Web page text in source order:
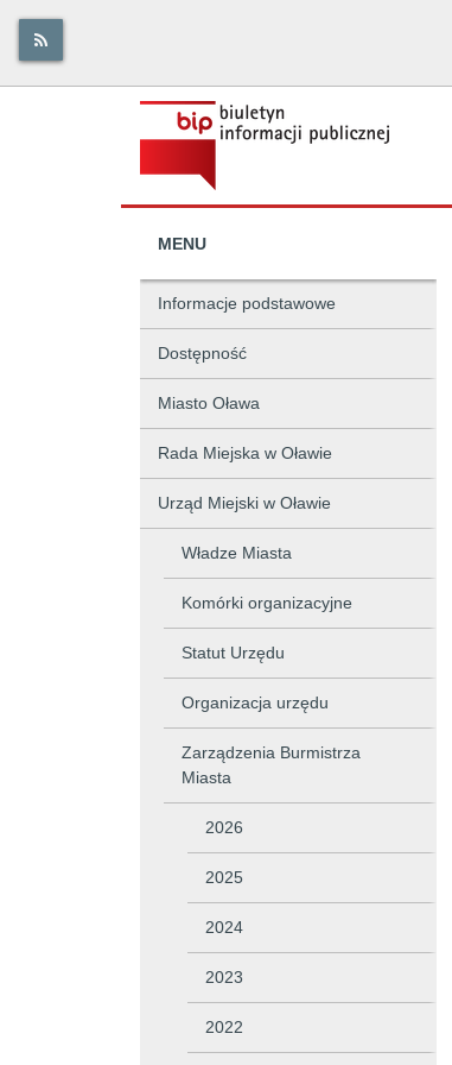
MENU
Informacje podstawowe
Dostępność
Miasto Oława
Rada Miejska w Oławie
Urząd Miejski w Oławie
Władze Miasta
Komórki organizacyjne
Statut Urzędu
Organizacja urzędu
Zarządzenia Burmistrza
Miasta
2026
2025
2024
2023
2022